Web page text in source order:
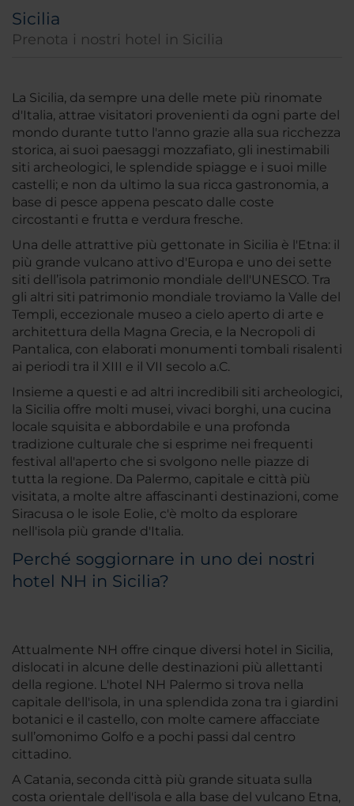
Sicilia
Prenota i nostri hotel in Sicilia
La Sicilia, da sempre una delle mete più rinomate
d'Italia, attrae visitatori provenienti da ogni parte del
mondo durante tutto l'anno grazie alla sua ricchezza
storica, ai suoi paesaggi mozzafiato, gli inestimabili
siti archeologici, le splendide spiagge e i suoi mille
castelli; e non da ultimo la sua ricca gastronomia, a
base di pesce appena pescato dalle coste
circostanti e frutta e verdura fresche.
Una delle attrattive più gettonate in Sicilia è l'Etna: il
più grande vulcano attivo d'Europa e uno dei sette
siti dell’isola patrimonio mondiale dell'UNESCO. Tra
gli altri siti patrimonio mondiale troviamo la Valle del
Templi, eccezionale museo a cielo aperto di arte e
architettura della Magna Grecia, e la Necropoli di
Pantalica, con elaborati monumenti tombali risalenti
ai periodi tra il XIII e il VII secolo a.C.
Insieme a questi e ad altri incredibili siti archeologici,
la Sicilia offre molti musei, vivaci borghi, una cucina
locale squisita e abbordabile e una profonda
tradizione culturale che si esprime nei frequenti
festival all'aperto che si svolgono nelle piazze di
tutta la regione. Da Palermo, capitale e città più
visitata, a molte altre affascinanti destinazioni, come
Siracusa o le isole Eolie, c'è molto da esplorare
nell'isola più grande d'Italia.
Perché soggiornare in uno dei nostri
hotel NH in Sicilia?
Attualmente NH offre cinque diversi hotel in Sicilia,
dislocati in alcune delle destinazioni più allettanti
della regione. L'hotel NH Palermo si trova nella
capitale dell'isola, in una splendida zona tra i giardini
botanici e il castello, con molte camere affacciate
sull’omonimo Golfo e a pochi passi dal centro
cittadino.
A Catania, seconda città più grande situata sulla
costa orientale dell'isola e alla base del vulcano Etna,